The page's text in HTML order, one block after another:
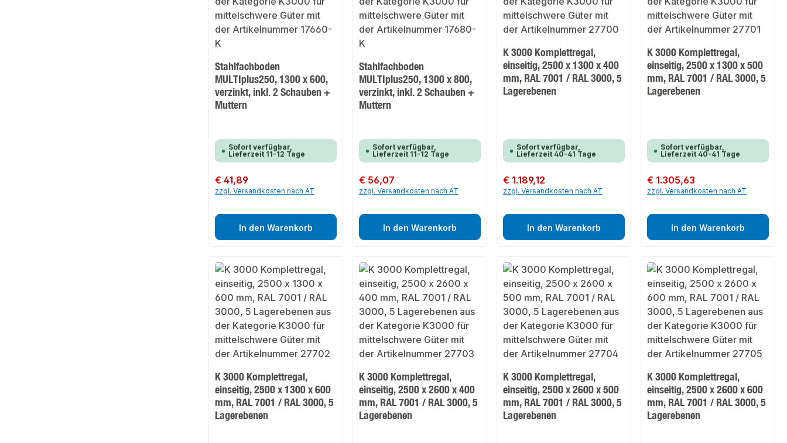
Stahlfachboden
MULTIplus250, 1300 x 600,
verzinkt, inkl. 2 Schauben +
Muttern
Sofort verfügbar,
Lieferzeit 11-12 Tage
Regulärer Preis:
€ 41,89
zzgl. Versandkosten nach AT
In den Warenkorb
Stahlfachboden
MULTIplus250, 1300 x 800,
verzinkt, inkl. 2 Schauben +
Muttern
Sofort verfügbar,
Lieferzeit 11-12 Tage
Regulärer Preis:
€ 56,07
zzgl. Versandkosten nach AT
In den Warenkorb
K 3000 Komplettregal,
einseitig, 2500 x 1300 x 400
mm, RAL 7001 / RAL 3000, 5
Lagerebenen
Sofort verfügbar,
Lieferzeit 40-41 Tage
Regulärer Preis:
€ 1.189,12
zzgl. Versandkosten nach AT
In den Warenkorb
K 3000 Komplettregal,
einseitig, 2500 x 1300 x 500
mm, RAL 7001 / RAL 3000, 5
Lagerebenen
Sofort verfügbar,
Lieferzeit 40-41 Tage
Regulärer Preis:
€ 1.305,63
zzgl. Versandkosten nach AT
In den Warenkorb
K 3000 Komplettregal,
einseitig, 2500 x 1300 x 600
mm, RAL 7001 / RAL 3000, 5
Lagerebenen
K 3000 Komplettregal,
einseitig, 2500 x 2600 x 400
mm, RAL 7001 / RAL 3000, 5
Lagerebenen
K 3000 Komplettregal,
einseitig, 2500 x 2600 x 500
mm, RAL 7001 / RAL 3000, 5
Lagerebenen
K 3000 Komplettregal,
einseitig, 2500 x 2600 x 600
mm, RAL 7001 / RAL 3000, 5
Lagerebenen